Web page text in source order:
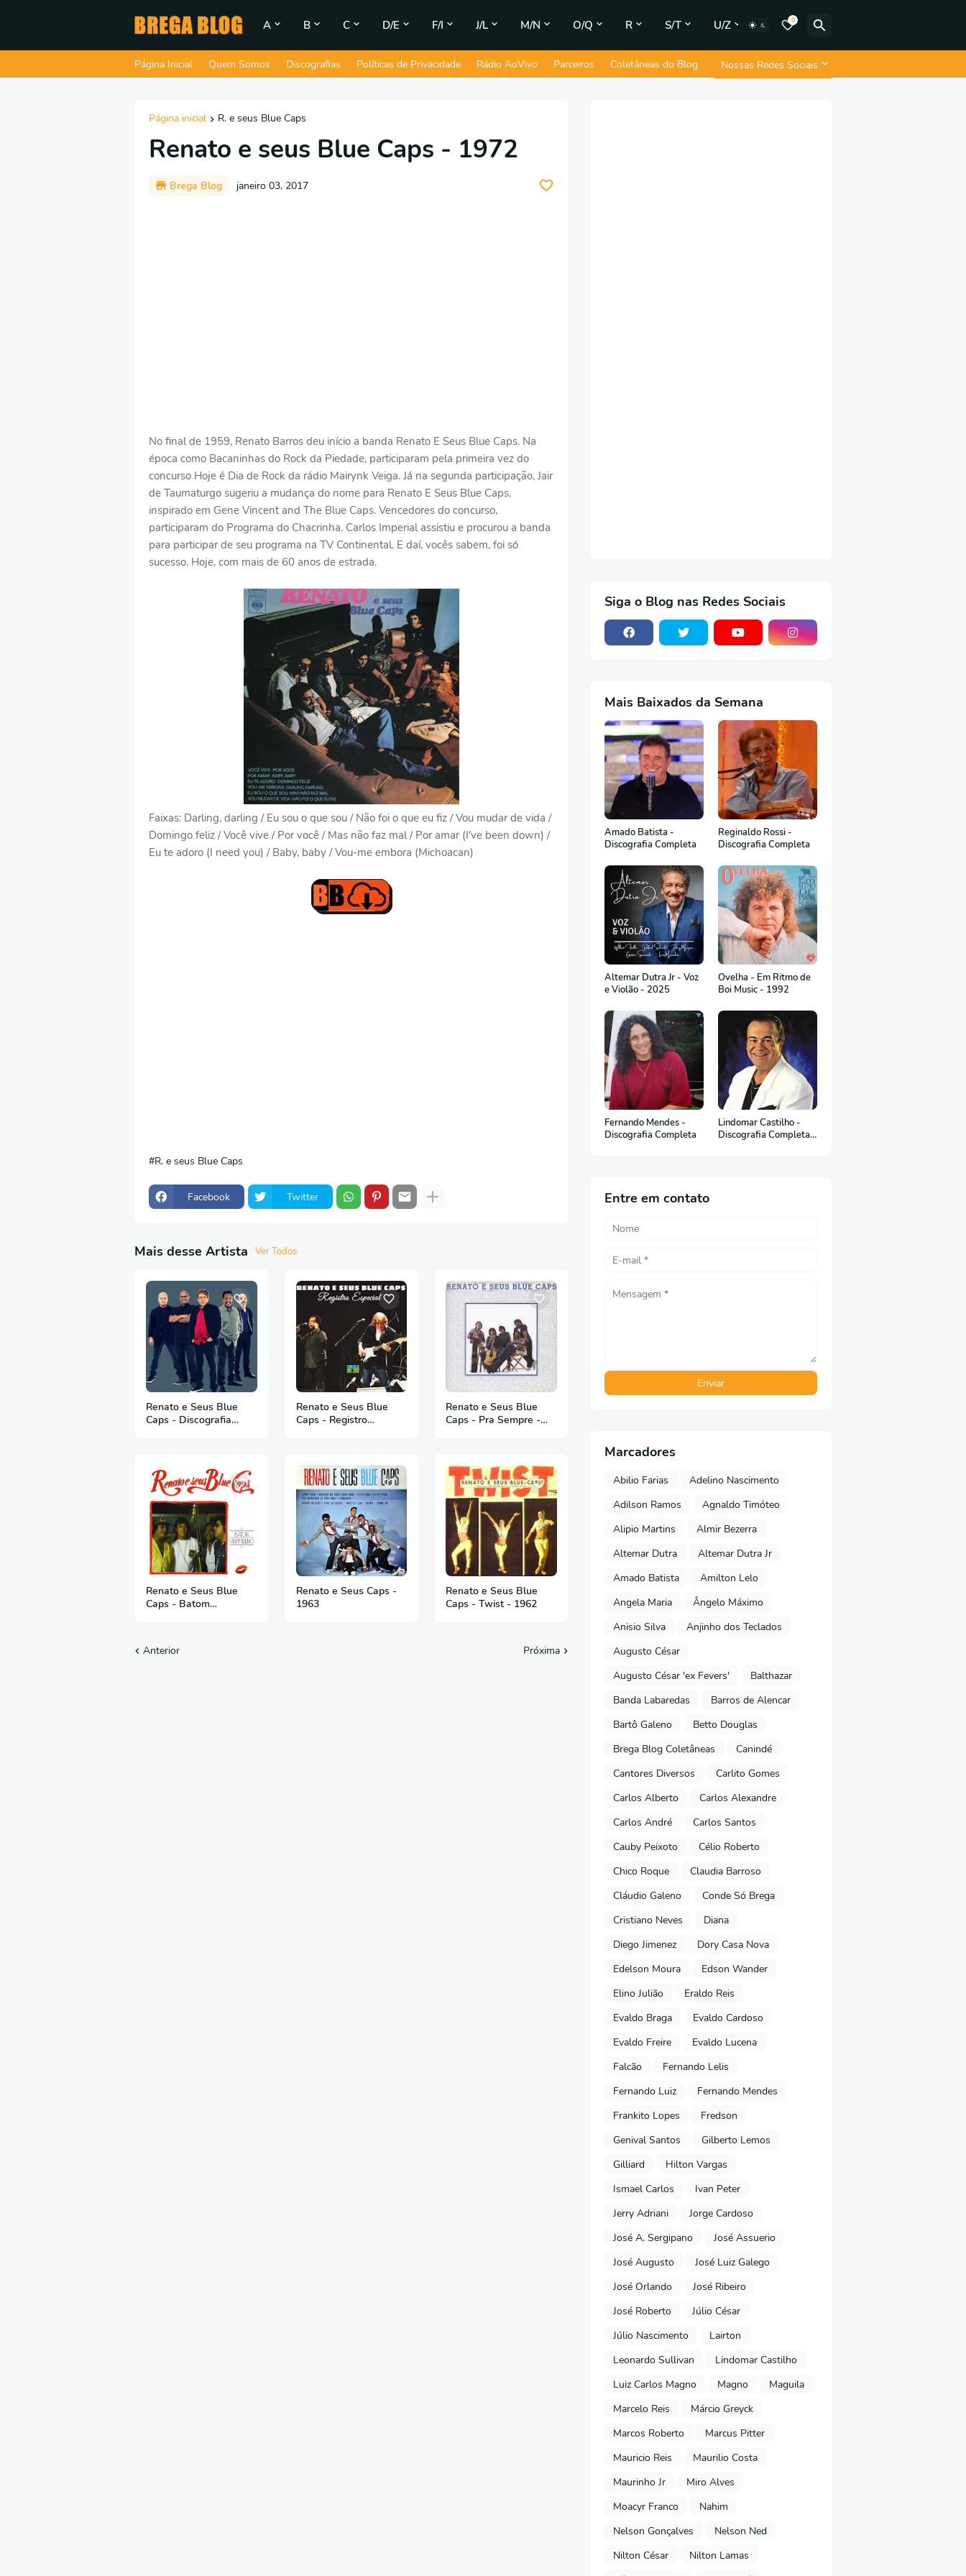
A B C D/E F/I J/L M/N O/Q R S/T U/Z 0
Página Inicial Quem Somos Discografias Políticas de Privacidade Rádio AoVivo Parceiros Coletâneas do Blog Nossas Redes Sociais
Página inicial R. e seus Blue Caps
Renato e seus Blue Caps - 1972
Brega Blog janeiro 03, 2017
No final de 1959, Renato Barros deu início a banda Renato E Seus Blue Caps. Na
época como Bacaninhas do Rock da Piedade, participaram pela primeira vez do
concurso Hoje é Dia de Rock da rádio Mairynk Veiga. Já na segunda participação, Jair
de Taumaturgo sugeriu a mudança do nome para Renato E Seus Blue Caps,
inspirado em Gene Vincent and The Blue Caps. Vencedores do concurso,
participaram do Programa do Chacrinha. Carlos Imperial assistiu e procurou a banda
para participar de seu programa na TV Continental. E daí, vocês sabem, foi só
sucesso. Hoje, com mais de 60 anos de estrada.
Faixas: Darling, darling / Eu sou o que sou / Não foi o que eu fiz / Vou mudar de vida /
Domingo feliz / Você vive / Por você / Mas não faz mal / Por amar (I've been down) /
Eu te adoro (I need you) / Baby, baby / Vou-me embora (Michoacan)
R. e seus Blue Caps
Facebook Twitter
Mais desse Artista Ver Todos
Renato e Seus Blue
Caps - Discografia
Renato e Seus Blue
Caps - Registro
Renato e Seus Blue
Caps - Pra Sempre -
Renato e Seus Blue
Caps - Batom
Renato e Seus Caps -
1963
Renato e Seus Blue
Caps - Twist - 1962
Anterior Próxima
Siga o Blog nas Redes Sociais
Mais Baixados da Semana
Amado Batista -
Discografia Completa
Reginaldo Rossi -
Discografia Completa
Altemar Dutra Jr - Voz
e Violão - 2025
Ovelha - Em Ritmo de
Boi Music - 1992
Fernando Mendes -
Discografia Completa
Lindomar Castilho -
Discografia Completa
Entre em contato
Marcadores
Abilio Farias
Adelino Nascimento
Adilson Ramos
Agnaldo Timóteo
Alipio Martins
Almir Bezerra
Altemar Dutra
Altemar Dutra Jr
Amado Batista
Amilton Lelo
Angela Maria
Ângelo Máximo
Anisio Silva
Anjinho dos Teclados
Augusto César
Augusto César 'ex Fevers'
Balthazar
Banda Labaredas
Barros de Alencar
Bartô Galeno
Betto Douglas
Brega Blog Coletâneas
Canindé
Cantores Diversos
Carlito Gomes
Carlos Alberto
Carlos Alexandre
Carlos André
Carlos Santos
Cauby Peixoto
Célio Roberto
Chico Roque
Claudia Barroso
Cláudio Galeno
Conde Só Brega
Cristiano Neves
Diana
Diego Jimenez
Dory Casa Nova
Edelson Moura
Edson Wander
Elino Julião
Eraldo Reis
Evaldo Braga
Evaldo Cardoso
Evaldo Freire
Evaldo Lucena
Falcão
Fernando Lelis
Fernando Luiz
Fernando Mendes
Frankito Lopes
Fredson
Genival Santos
Gilberto Lemos
Gilliard
Hilton Vargas
Ismael Carlos
Ivan Peter
Jerry Adriani
Jorge Cardoso
José A. Sergipano
José Assuerio
José Augusto
José Luiz Galego
José Orlando
José Ribeiro
José Roberto
Júlio César
Júlio Nascimento
Lairton
Leonardo Sullivan
Lindomar Castilho
Luiz Carlos Magno
Magno
Maguila
Marcelo Reis
Márcio Greyck
Marcos Roberto
Marcus Pitter
Mauricio Reis
Maurilio Costa
Maurinho Jr
Miro Alves
Moacyr Franco
Nahim
Nelson Gonçalves
Nelson Ned
Nilton César
Nilton Lamas